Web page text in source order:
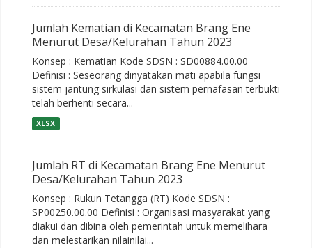
Jumlah Kematian di Kecamatan Brang Ene
Menurut Desa/Kelurahan Tahun 2023
Konsep : Kematian Kode SDSN : SD00884.00.00
Definisi : Seseorang dinyatakan mati apabila fungsi
sistem jantung sirkulasi dan sistem pernafasan terbukti
telah berhenti secara...
XLSX
Jumlah RT di Kecamatan Brang Ene Menurut
Desa/Kelurahan Tahun 2023
Konsep : Rukun Tetangga (RT) Kode SDSN :
SP00250.00.00 Definisi : Organisasi masyarakat yang
diakui dan dibina oleh pemerintah untuk memelihara
dan melestarikan nilainilai...